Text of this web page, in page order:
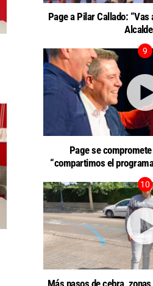
Page a Pilar Callado:
Page se
“compartimos el